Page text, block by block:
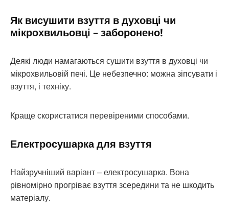
Як висушити взуття в духовці чи
мікрохвильовці – заборонено!
Деякі люди намагаються сушити взуття в духовці чи
мікрохвильовій печі. Це небезпечно: можна зіпсувати і
взуття, і техніку.
Краще скористатися перевіреними способами.
Електросушарка для взуття
Найзручніший варіант – електросушарка. Вона
рівномірно прогріває взуття зсередини та не шкодить
матеріалу.